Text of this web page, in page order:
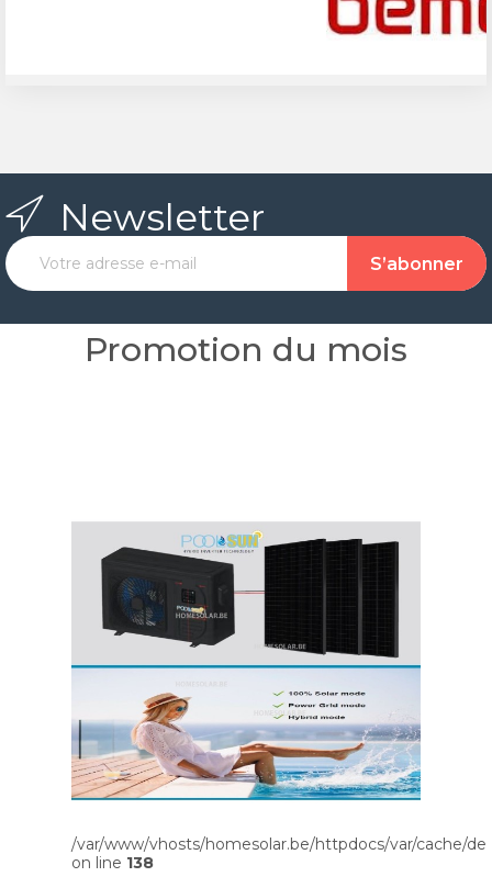
Newsletter
Promotion du mois
/var/www/vhosts/homesolar.be/httpdocs/var/cache/
on line 138